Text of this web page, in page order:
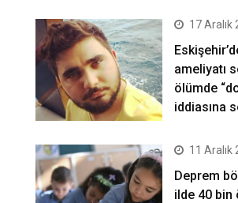
17 Aralık
ameliyatı
ölümde
iddiasına
11 Aralık
Deprem
ilde 40 bin